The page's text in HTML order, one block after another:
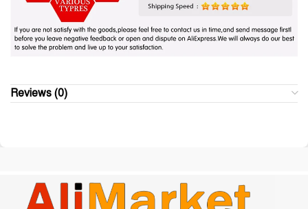
Reviews (0)